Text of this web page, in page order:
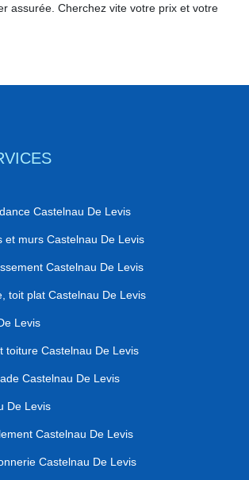
assurée. Cherchez vite votre prix et votre
Castelnau De Levis
et murs Castelnau De Levis
Castelnau De Levis
toit plat Castelnau De Levis
Levis
toiture Castelnau De Levis
Castelnau De Levis
De Levis
Castelnau De Levis
Castelnau De Levis